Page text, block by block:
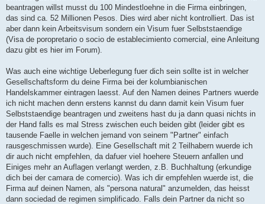
a
beantragen willst musst du 100 Mindestloehne in die Firma einbringen,
das sind ca. 52 Millionen Pesos. Dies wird aber nicht kontrolliert. Das ist
aber dann kein Arbeitsvisum sondern ein Visum fuer Selbststaendige
(Visa de poropretario o socio de establecimiento comercial, eine Anleitung
dazu gibt es hier im Forum).
Was auch eine wichtige Ueberlegung fuer dich sein sollte ist in welcher
Gesellschaftsform du deine Firma bei der kolumbianischen
Handelskammer eintragen laesst. Auf den Namen deines Partners wuerde
ich nicht machen denn erstens kannst du dann damit kein Visum fuer
Selbststaendige beantragen und zweitens hast du ja dann quasi nichts in
der Hand falls es mal Stress zwischen euch beiden gibt (leider gibt es
tausende Faelle in welchen jemand von seinem "Partner" einfach
rausgeschmissen wurde). Eine Gesellschaft mit 2 Teilhabern wuerde ich
dir auch nicht empfehlen, da dafuer viel hoehere Steuern anfallen und
Einiges mehr an Auflagen verlangt werden, z.B. Buchhaltung (erkundige
dich bei der camara de comercio). Was ich dir empfehlen wuerde ist, die
Firma auf deinen Namen, als "persona natural" anzumelden, das heisst
dann sociedad de regimen simplificado. Falls dein Partner da nicht so